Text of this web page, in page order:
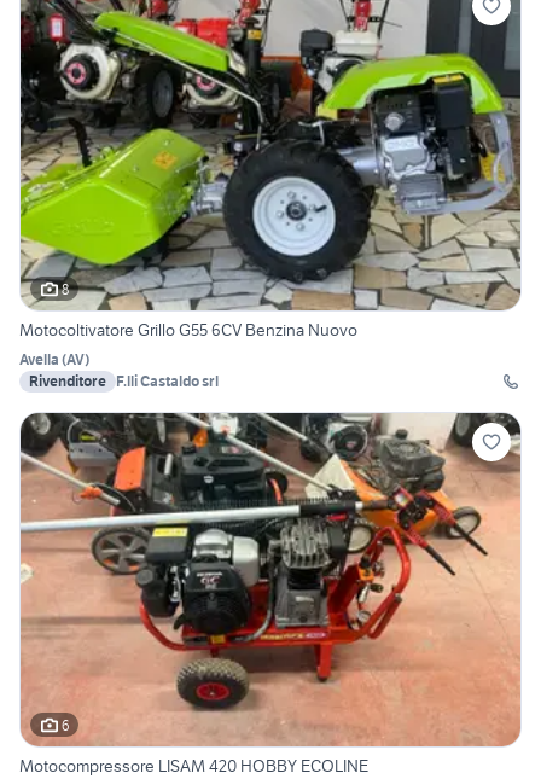
8
Motocoltivatore Grillo G55 6CV Benzina Nuovo
Avella (AV)
Rivenditore F.lli Castaldo srl
6
Motocompressore LISAM 420 HOBBY ECOLINE